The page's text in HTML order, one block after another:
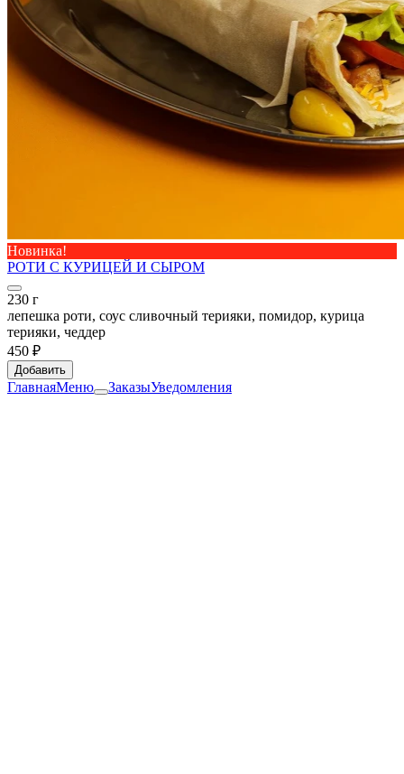
Новинка!
РОТИ С КУРИЦЕЙ И СЫРОМ
230 г
лепешка роти, соус сливочный терияки, помидор, курица
терияки, чеддер
450 ₽
Добавить
ГлавнаяМеню ЗаказыУведомления